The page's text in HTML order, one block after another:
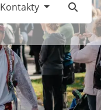
Kontakty